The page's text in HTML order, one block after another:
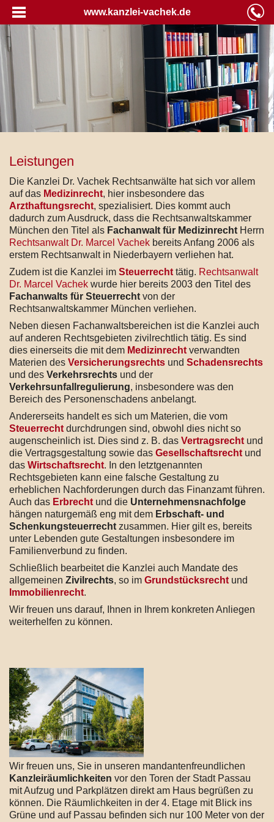
www.kanzlei-vachek.de
Leistungen
Die Kanzlei Dr. Vachek Rechtsanwälte hat sich vor allem
auf das Medizinrecht, hier insbesondere das
Arzthaftungsrecht, spezialisiert. Dies kommt auch
dadurch zum Ausdruck, dass die Rechtsanwaltskammer
München den Titel als Fachanwalt für Medizinrecht Herrn
Rechtsanwalt Dr. Marcel Vachek bereits Anfang 2006 als
erstem Rechtsanwalt in Niederbayern verliehen hat.
Zudem ist die Kanzlei im Steuerrecht tätig. Rechtsanwalt
Dr. Marcel Vachek wurde hier bereits 2003 den Titel des
Fachanwalts für Steuerrecht von der
Rechtsanwaltskammer München verliehen.
Neben diesen Fachanwaltsbereichen ist die Kanzlei auch
auf anderen Rechtsgebieten zivilrechtlich tätig. Es sind
dies einerseits die mit dem Medizinrecht verwandten
Materien des Versicherungsrechts und Schadensrechts
und des Verkehrsrechts und der
Verkehrsunfallregulierung, insbesondere was den
Bereich des Personenschadens anbelangt.
Andererseits handelt es sich um Materien, die vom
Steuerrecht durchdrungen sind, obwohl dies nicht so
augenscheinlich ist. Dies sind z. B. das Vertragsrecht und
die Vertragsgestaltung sowie das Gesellschaftsrecht und
das Wirtschaftsrecht. In den letztgenannten
Rechtsgebieten kann eine falsche Gestaltung zu
erheblichen Nachforderungen durch das Finanzamt führen.
Auch das Erbrecht und die Unternehmensnachfolge
hängen naturgemäß eng mit dem Erbschaft- und
Schenkungsteuerrecht zusammen. Hier gilt es, bereits
unter Lebenden gute Gestaltungen insbesondere im
Familienverbund zu finden.
Schließlich bearbeitet die Kanzlei auch Mandate des
allgemeinen Zivilrechts, so im Grundstücksrecht und
Immobilienrecht.
Wir freuen uns darauf, Ihnen in Ihrem konkreten Anliegen
weiterhelfen zu können.
Wir freuen uns, Sie in unseren mandantenfreundlichen
Kanzleiräumlichkeiten vor den Toren der Stadt Passau
mit Aufzug und Parkplätzen direkt am Haus begrüßen zu
können. Die Räumlichkeiten in der 4. Etage mit Blick ins
Grüne und auf Passau befinden sich nur 100 Meter von der